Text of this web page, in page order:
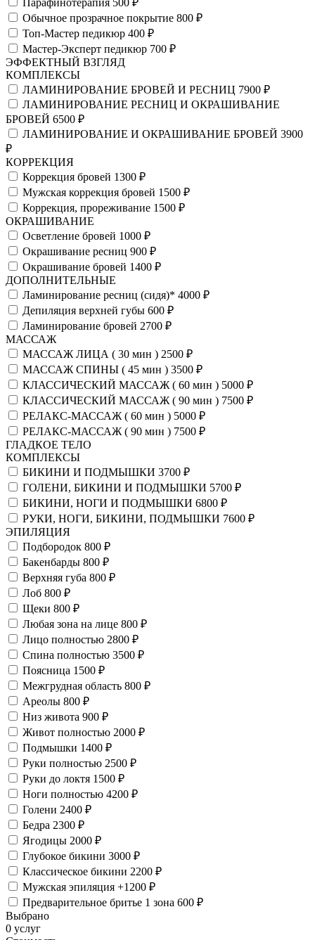
Парафинотерапия 500 ₽
Обычное прозрачное покрытие 800 ₽
Топ-Мастер педикюр 400 ₽
Мастер-Эксперт педикюр 700 ₽
ЭФФЕКТНЫЙ ВЗГЛЯД
КОМПЛЕКСЫ
ЛАМИНИРОВАНИЕ БРОВЕЙ И РЕСНИЦ 7900 ₽
ЛАМИНИРОВАНИЕ РЕСНИЦ И ОКРАШИВАНИЕ
БРОВЕЙ 6500 ₽
ЛАМИНИРОВАНИЕ И ОКРАШИВАНИЕ БРОВЕЙ 3900
₽
КОРРЕКЦИЯ
Коррекция бровей 1300 ₽
Мужская коррекция бровей 1500 ₽
Коррекция, прореживание 1500 ₽
ОКРАШИВАНИЕ
Осветление бровей 1000 ₽
Окрашивание ресниц 900 ₽
Окрашивание бровей 1400 ₽
ДОПОЛНИТЕЛЬНЫЕ
Ламинирование ресниц (сидя)* 4000 ₽
Депиляция верхней губы 600 ₽
Ламинирование бровей 2700 ₽
МАССАЖ
МАССАЖ ЛИЦА ( 30 мин ) 2500 ₽
МАССАЖ СПИНЫ ( 45 мин ) 3500 ₽
КЛАССИЧЕСКИЙ МАССАЖ ( 60 мин ) 5000 ₽
КЛАССИЧЕСКИЙ МАССАЖ ( 90 мин ) 7500 ₽
РЕЛАКС-МАССАЖ ( 60 мин ) 5000 ₽
РЕЛАКС-МАССАЖ ( 90 мин ) 7500 ₽
ГЛАДКОЕ ТЕЛО
КОМПЛЕКСЫ
БИКИНИ И ПОДМЫШКИ 3700 ₽
ГОЛЕНИ, БИКИНИ И ПОДМЫШКИ 5700 ₽
БИКИНИ, НОГИ И ПОДМЫШКИ 6800 ₽
РУКИ, НОГИ, БИКИНИ, ПОДМЫШКИ 7600 ₽
ЭПИЛЯЦИЯ
Подбородок 800 ₽
Бакенбарды 800 ₽
Верхняя губа 800 ₽
Лоб 800 ₽
Щеки 800 ₽
Любая зона на лице 800 ₽
Лицо полностью 2800 ₽
Спина полностью 3500 ₽
Поясница 1500 ₽
Межгрудная область 800 ₽
Ареолы 800 ₽
Низ живота 900 ₽
Живот полностью 2000 ₽
Подмышки 1400 ₽
Руки полностью 2500 ₽
Руки до локтя 1500 ₽
Ноги полностью 4200 ₽
Голени 2400 ₽
Бедра 2300 ₽
Ягодицы 2000 ₽
Глубокое бикини 3000 ₽
Классическое бикини 2200 ₽
Мужская эпиляция +1200 ₽
Предварительное бритье 1 зона 600 ₽
Выбрано
0 услуг